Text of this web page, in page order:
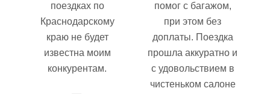
поездках по
Краснодарскому
краю не будет
известна моим
конкурентам.
помог с багажом,
при этом без
доплаты. Поездка
прошла аккуратно и
с удовольствием в
чистеньком салоне